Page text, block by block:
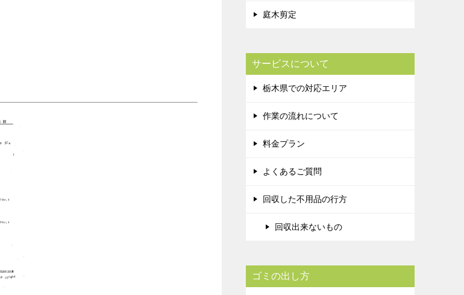
庭木剪定
サービスについて
栃木県での対応エリア
作業の流れについて
料金プラン
よくあるご質問
回収した不用品の行方
回収出来ないもの
ゴミの出し方